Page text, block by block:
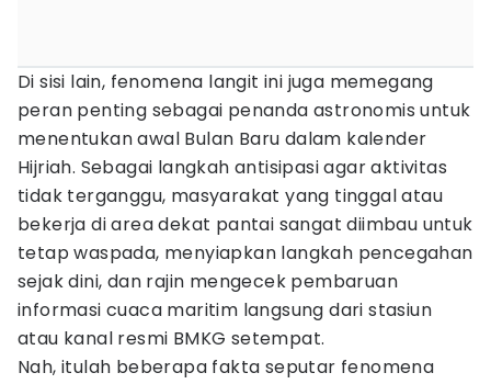
Di sisi lain, fenomena langit ini juga memegang
peran penting sebagai penanda astronomis untuk
menentukan awal Bulan Baru dalam kalender
Hijriah. Sebagai langkah antisipasi agar aktivitas
tidak terganggu, masyarakat yang tinggal atau
bekerja di area dekat pantai sangat diimbau untuk
tetap waspada, menyiapkan langkah pencegahan
sejak dini, dan rajin mengecek pembaruan
informasi cuaca maritim langsung dari stasiun
atau kanal resmi BMKG setempat.
Nah, itulah beberapa fakta seputar fenomena